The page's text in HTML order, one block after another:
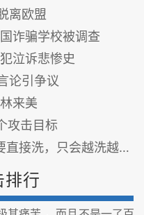
离欧盟
诈骗学校被调查
泣诉悲惨史
论引争议
来美
攻击目标
接洗，只会越洗越脏！
排行